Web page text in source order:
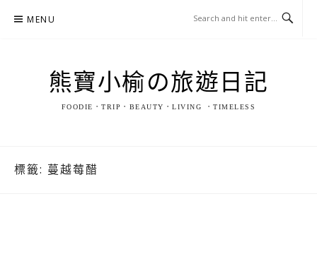
MENU
熊寶小榆の旅遊日記
FOODIE．TRIP．BEAUTY．LIVING ．TIMELESS
標籤: 蔓越莓醋